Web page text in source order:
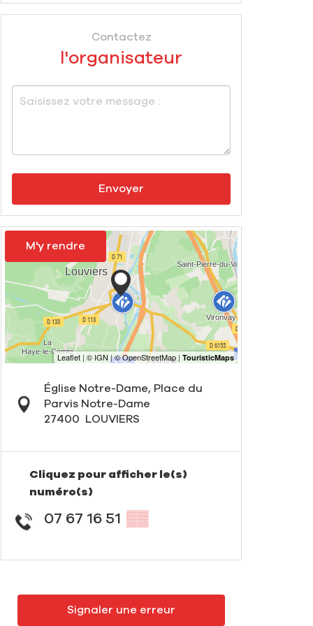
Contactez
l'organisateur
Envoyer
M'y rendre
Église Notre-Dame, Place du
Parvis Notre-Dame
27400
LOUVIERS
Cliquez pour afficher le(s)
numéro(s)
07 67 16 51 ▒▒
Signaler une erreur